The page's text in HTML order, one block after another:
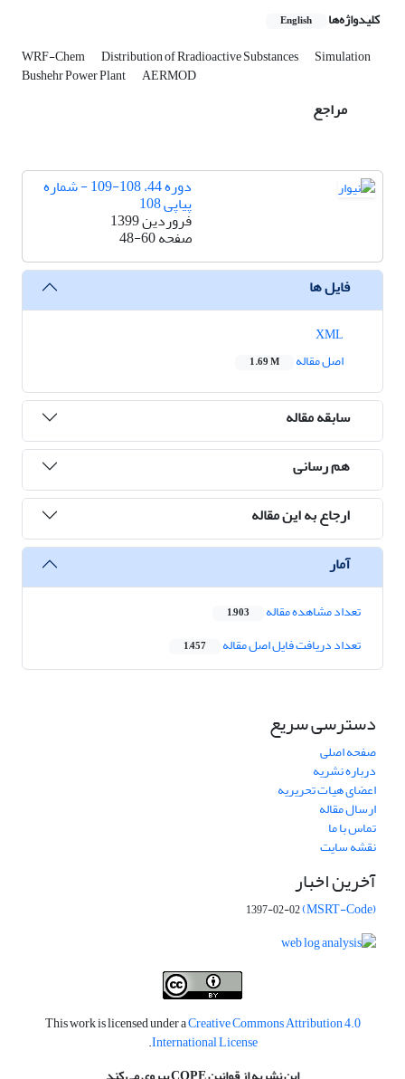
کلیدواژه‌ها English
WRF-Chem Distribution of Rradioactive Substances Simulation
Bushehr Power Plant AERMOD
مراجع
دوره 44، 108-109 - شماره
پیاپی 108
فروردین 1399
صفحه48-60
فایل ها
اصل مقاله
1.69 M
سابقه مقاله
هم رسانی
ارجاع به این مقاله
آمار
تعداد مشاهده مقاله 1,903
تعداد دریافت فایل اصل مقاله 1,457
دسترسی سریع
صفحه اصلی
درباره نشریه
اعضای هیات تحریریه
ارسال مقاله
تماس با ما
نقشه سایت
آخرین اخبار
(MSRT-Code)
1397-02-02
This work is licensed under aCreative Commons Attribution 4.0
International License
.